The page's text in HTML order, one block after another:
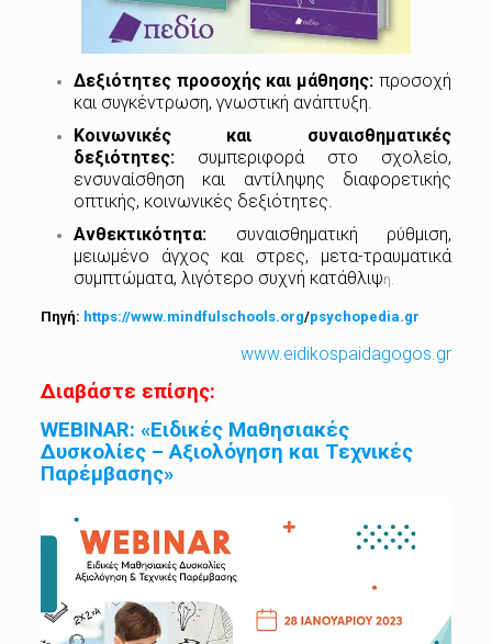
Δεξιότητες προσοχής και μάθησης:προσοχή
και συγκέντρωση, γνωστική ανάπτυξη.
Κοινωνικές και συναισθηματικές
δεξιότητες:συμπεριφορά στο σχολείο,
ενσυναίσθηση και αντίληψης διαφορετικής
οπτικής, κοινωνικές δεξιότητες.
Ανθεκτικότητα: συναισθηματική ρύθμιση,
μειωμένο άγχος και στρες, μετα-τραυματικά
συμπτώματα, λιγότερο συχνή κατάθλιψη.
Πηγή: https://www.mindfulschools.org/psychopedia.gr
www.eidikospaidagogos.gr
Διαβάστε επίσης:
WEBINAR: «Ειδικές Μαθησιακές
Δυσκολίες – Αξιολόγηση και Τεχνικές
Παρέμβασης»